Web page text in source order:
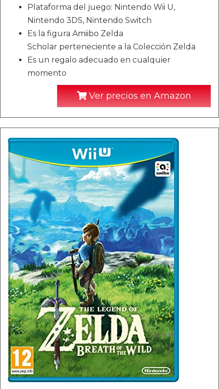
Plataforma del juego: Nintendo Wii U,
Nintendo 3DS, Nintendo Switch
Es la figura Amiibo Zelda
Scholar perteneciente a la Colección Zelda
Es un regalo adecuado en cualquier
momento
Ver precios en Amazon